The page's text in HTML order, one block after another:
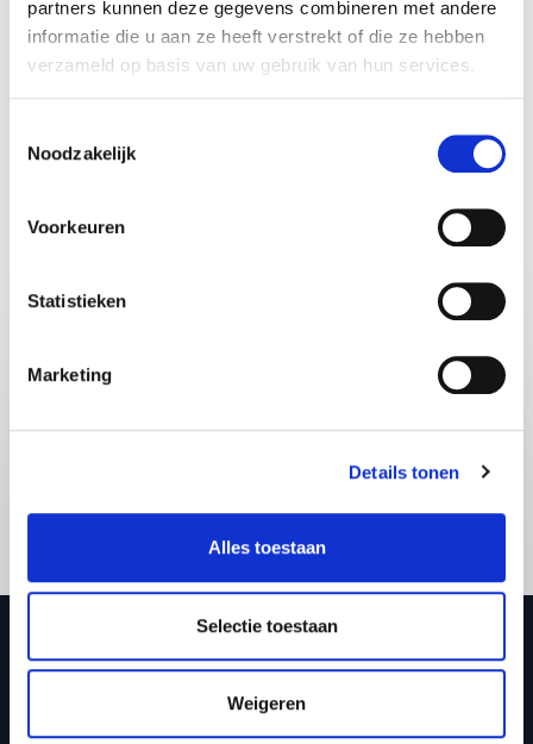
partners kunnen deze gegevens combineren met andere
informatie die u aan ze heeft verstrekt of die ze hebben
verzameld op basis van uw gebruik van hun services.
Noodzakelijk
Voorkeuren
Statistieken
Marketing
Details tonen
Alles toestaan
Selectie toestaan
Weigeren
organisatie of event? Boek Margot van Brakel als
spreker en ontdek hoe AI ons niet minder, maar
juist meer mens kan maken.
Vraag vrijblijvend info aan voor